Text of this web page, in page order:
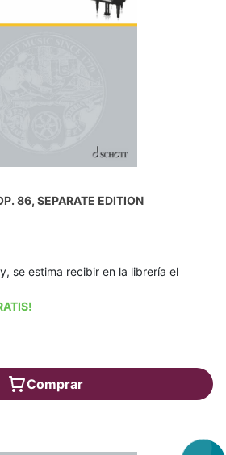
86, SEPARATE EDITION
se estima recibir en la librería el
Comprar